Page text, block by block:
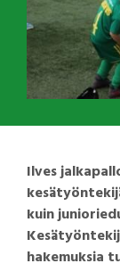
Ilves
kuin
hakemuksia